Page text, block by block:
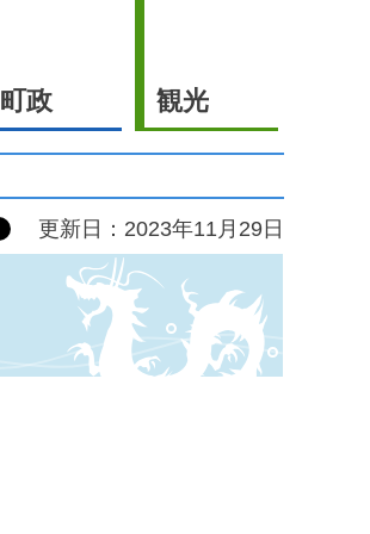
町政 観光
更新日：2023年11月29日